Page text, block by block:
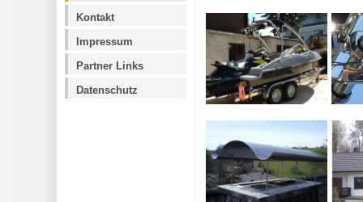
Kontakt
Impressum
Partner Links
Datenschutz